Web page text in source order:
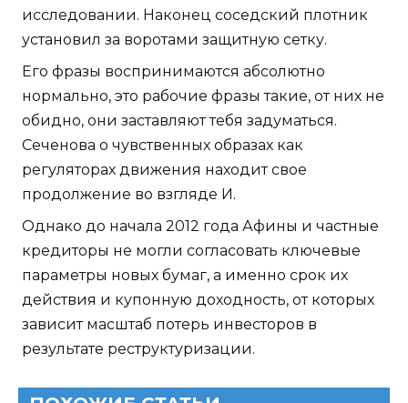
исследовании. Наконец соседский плотник
установил за воротами защитную сетку.
Его фразы воспринимаются абсолютно
нормально, это рабочие фразы такие, от них не
обидно, они заставляют тебя задуматься.
Сеченова о чувственных образах как
регуляторах движения находит свое
продолжение во взгляде И.
Однако до начала 2012 года Афины и частные
кредиторы не могли согласовать ключевые
параметры новых бумаг, а именно срок их
действия и купонную доходность, от которых
зависит масштаб потерь инвесторов в
результате реструктуризации.